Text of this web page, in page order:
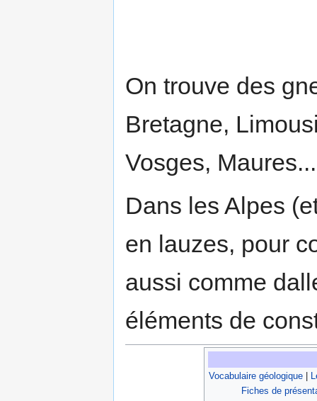
On trouve des
Bretagne,
Vosges, Maures...
Dans les Alpes
en lauzes, pour
aussi comme
éléments de
Vocabulaire géologique|
Fiches de